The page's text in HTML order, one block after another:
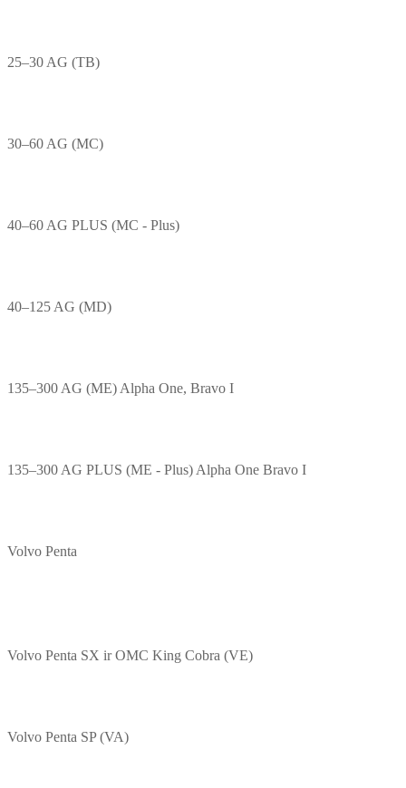
25–30 AG (TB)
30–60 AG (MC)
40–60 AG PLUS (MC - Plus)
40–125 AG (MD)
135–300 AG (ME) Alpha One, Bravo I
135–300 AG PLUS (ME - Plus) Alpha One Bravo I
Volvo Penta
Volvo Penta SX ir OMC King Cobra (VE)
Volvo Penta SP (VA)